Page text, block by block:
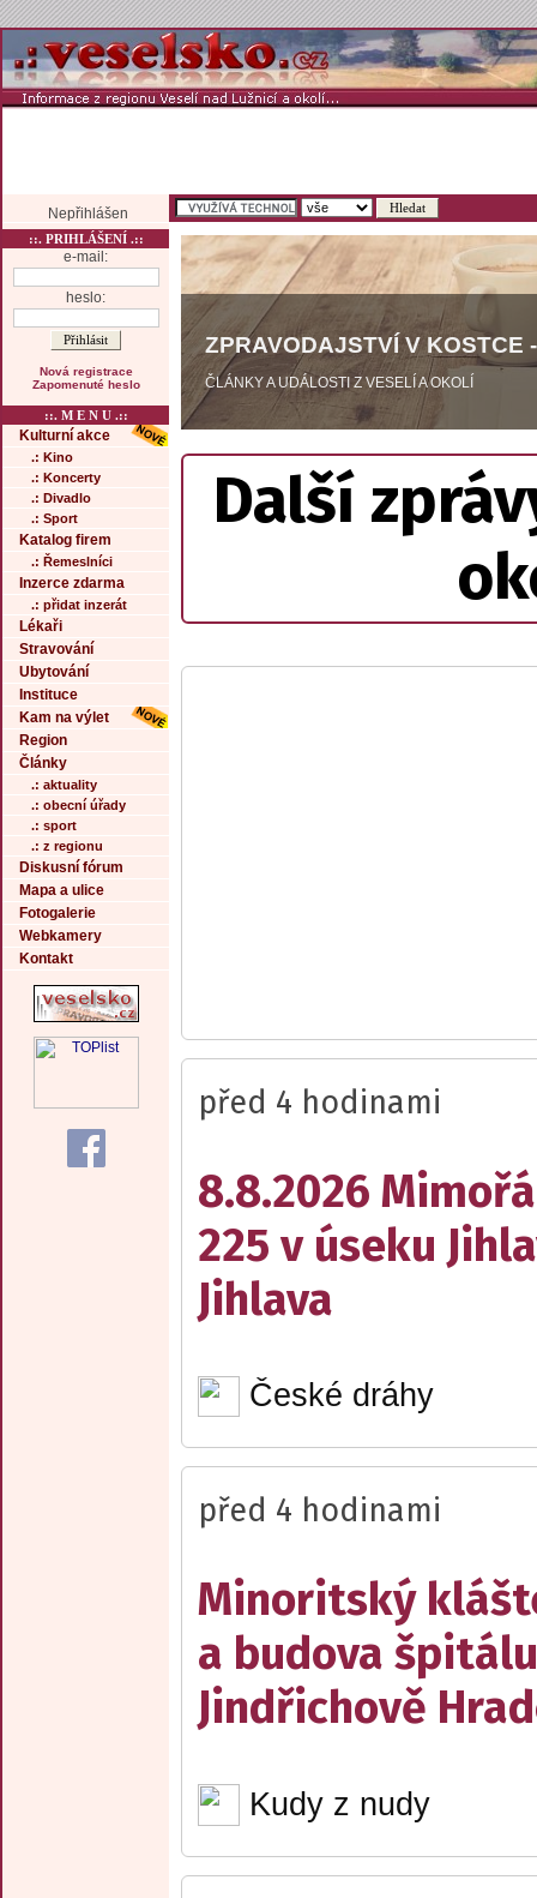
Nepřihlášen
::. PRIHLÁŠENÍ .::
e-mail:
heslo:
Nová registrace
Zapomenuté heslo
::. M E N U .::
Kulturní akce
.: Kino
.: Koncerty
.: Divadlo
.: Sport
Katalog firem
.: Řemeslníci
Inzerce zdarma
.: přidat inzerát
Lékaři
Stravování
Ubytování
Instituce
Kam na výlet
Region
Články
.: aktuality
.: obecní úřady
.: sport
.: z regionu
Diskusní fórum
Mapa a ulice
Fotogalerie
Webkamery
Kontakt
ZPRAVODAJSTVÍ V KOSTCE
ČLÁNKY A UDÁLOSTI Z VESELÍ A OKOLÍ
Další
před 4 hodinami
8.8.2026
225 v úseku
Jihlava
České dráhy
před 4 hodinami
Minoritský
a budova
Jindřichově
Kudy z nudy